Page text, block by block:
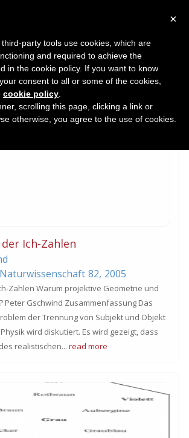
Ich-Zahlen
82, 2005
Zahlen Warum projektive Geometrie und
Peter Gschwind Zusammenfassung Das
der Trennung von Subjekt und Objekt
wird diskutiert. Es wird gezeigt, dass
realistischen... read more
×
party tools use cookies, which are
and required to achieve the
in the cookie policy. If you want to know
consent to all or some of the cookies,
cookie policy
scrolling this page, clicking a link or
otherwise, you agree to the use of cookies.